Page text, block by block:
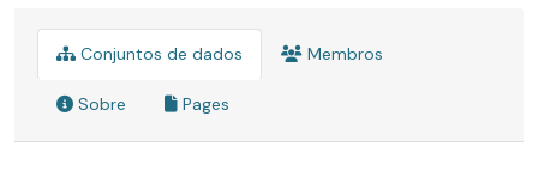
Conjuntos de dados Membros
Sobre Pages